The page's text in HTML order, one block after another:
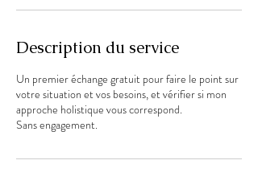
Description du service
Un premier échange gratuit pour faire le point sur
votre situation et vos besoins, et vérifier si mon
approche holistique vous correspond.
Sans engagement.